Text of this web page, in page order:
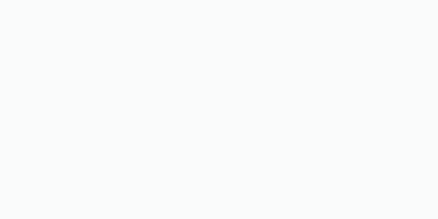
чтобы почувствовать непередаваемую атмосферу города, и насладиться незабываемым отдыхом.